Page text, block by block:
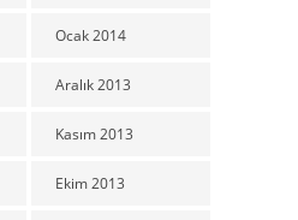
Ocak 2014
Aralık 2013
Kasım 2013
Ekim 2013